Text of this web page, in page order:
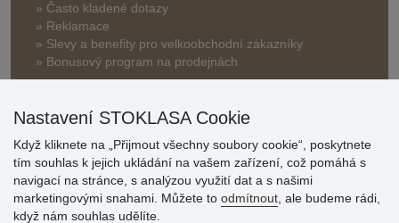
» Často kladené dotazy
» Reklamace
» Slevy a benefity pro velkoobchodní zákazníky
» Bonusový program na prodejnách
Hodnocení
zákazníků
Nastavení STOKLASA Cookie
Když kliknete na „Přijmout všechny soubory cookie“, poskytnete
tím souhlas k jejich ukládání na vašem zařízení, což pomáhá s
navigací na stránce, s analýzou využití dat a s našimi
marketingovými snahami. Můžete to odmítnout , ale budeme rádi,
když nám souhlas udělíte.